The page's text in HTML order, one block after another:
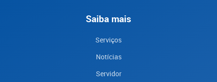
Saiba mais
Serviços
Notícias
Servidor